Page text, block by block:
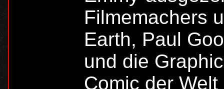
Filmemachers
Earth, Paul
und die
Comic der